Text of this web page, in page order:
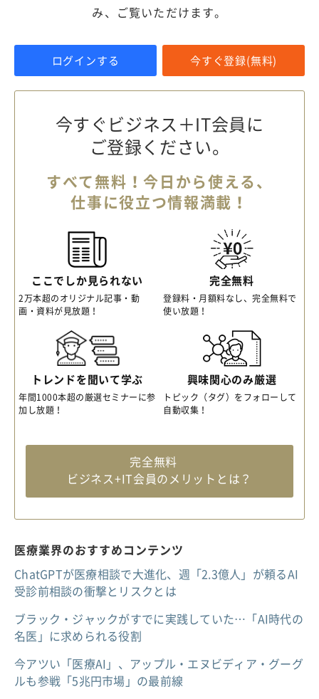
み、ご覧いただけます。
ログインする 今すぐ登録(無料)
今すぐビジネス＋IT会員に
ご登録ください。
すべて無料！今日から使える、
仕事に役立つ情報満載！
ここでしか見られない
2万本超のオリジナル記事・動
画・資料が見放題！
完全無料
登録料・月額料なし、完全無料で
使い放題！
トレンドを聞いて学ぶ
年間1000本超の厳選セミナーに参
加し放題！
興味関心のみ厳選
トピック（タグ）をフォローして
自動収集！
完全無料
ビジネス+IT会員のメリットとは？
医療業界のおすすめコンテンツ
ChatGPTが医療相談で大進化、週「2.3億人」が頼るAI
受診前相談の衝撃とリスクとは
ブラック・ジャックがすでに実践していた…「AI時代の
名医」に求められる役割
今アツい「医療AI」、アップル・エヌビディア・グーグ
ルも参戦「5兆円市場」の最前線